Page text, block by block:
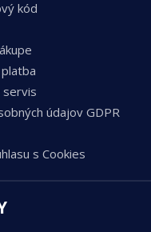
kód
servis
údajov GDPR
s Cookies